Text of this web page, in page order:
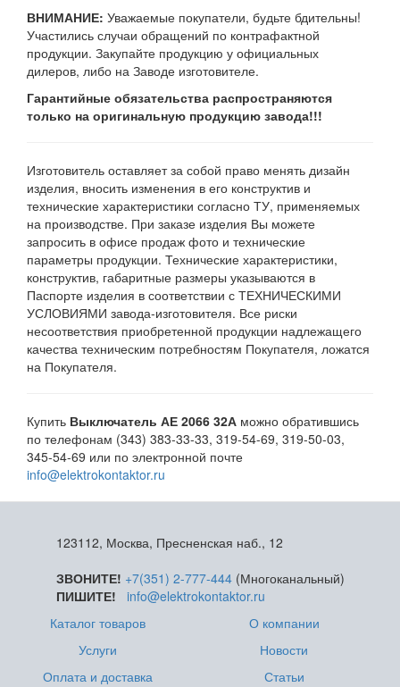
ВНИМАНИЕ: Уважаемые покупатели, будьте бдительны!
Участились случаи обращений по контрафактной
продукции. Закупайте продукцию у официальных
дилеров, либо на Заводе изготовителе.
Гарантийные обязательства распространяются
только на оригинальную продукцию завода!!!
Изготовитель оставляет за собой право менять дизайн
изделия, вносить изменения в его конструктив и
технические характеристики согласно ТУ, применяемых
на производстве. При заказе изделия Вы можете
запросить в офисе продаж фото и технические
параметры продукции. Технические характеристики,
конструктив, габаритные размеры указываются в
Паспорте изделия в соответствии с ТЕХНИЧЕСКИМИ
УСЛОВИЯМИ завода-изготовителя. Все риски
несоответствия приобретенной продукции надлежащего
качества техническим потребностям Покупателя, ложатся
на Покупателя.
Купить Выключатель АЕ 2066 32А можно обратившись
по телефонам (343) 383-33-33, 319-54-69, 319-50-03,
345-54-69 или по электронной почте
info@elektrokontaktor.ru
123112, Москва, Пресненская наб., 12
ЗВОНИТЕ! +7(351) 2-777-444(Многоканальный)
ПИШИТЕ!
info@elektrokontaktor.ru
Каталог товаров
Услуги
Оплата и доставка
О компании
Новости
Статьи